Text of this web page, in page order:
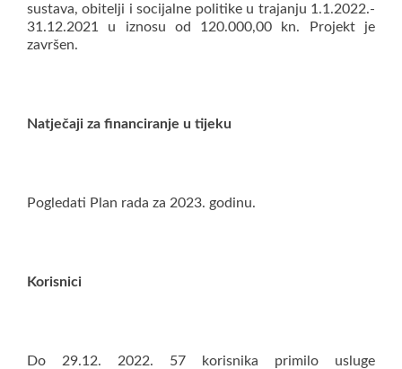
sustava, obitelji i socijalne politike u trajanju 1.1.2022.-
31.12.2021 u iznosu od 120.000,00 kn. Projekt je
završen.
Natječaji za financiranje u tijeku
Pogledati Plan rada za 2023. godinu.
Korisnici
Do 29.12. 2022. 57 korisnika primilo usluge